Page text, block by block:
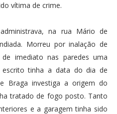
vítima de crime.
na rua Mário de
Morreu por inalação de
imediato nas paredes uma
tinha a data do dia de
Braga investiga a origem do
tratado de fogo posto. Tanto
e a garagem tinha sido